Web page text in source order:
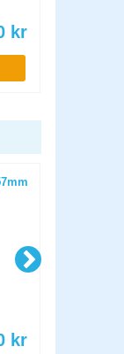
kr
kr